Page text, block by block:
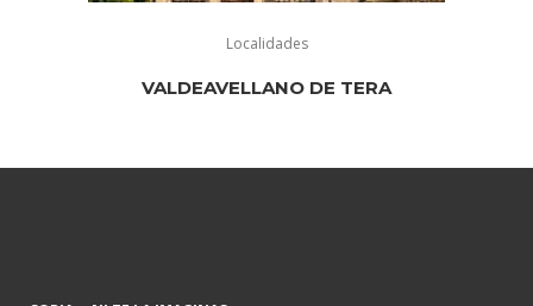
Localidades
VALDEAVELLANO DE TERA